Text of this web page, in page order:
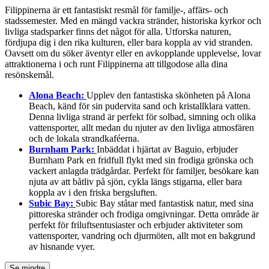
Filippinerna är ett fantastiskt resmål för familje-, affärs- och
stadssemester. Med en mängd vackra stränder, historiska kyrkor och
livliga stadsparker finns det något för alla. Utforska naturen,
fördjupa dig i den rika kulturen, eller bara koppla av vid stranden.
Oavsett om du söker äventyr eller en avkopplande upplevelse, lovar
attraktionerna i och runt Filippinerna att tillgodose alla dina
resönskemål.
Alona Beach: Upplev den fantastiska skönheten på Alona
Beach, känd för sin pudervita sand och kristallklara vatten.
Denna livliga strand är perfekt för solbad, simning och olika
vattensporter, allt medan du njuter av den livliga atmosfären
och de lokala strandkaféerna.
Burnham Park: Inbäddat i hjärtat av Baguio, erbjuder
Burnham Park en fridfull flykt med sin frodiga grönska och
vackert anlagda trädgårdar. Perfekt för familjer, besökare kan
njuta av att båtliv på sjön, cykla längs stigarna, eller bara
koppla av i den friska bergsluften.
Subic Bay: Subic Bay ståtar med fantastisk natur, med sina
pittoreska stränder och frodiga omgivningar. Detta område är
perfekt för friluftsentusiaster och erbjuder aktiviteter som
vattensporter, vandring och djurmöten, allt mot en bakgrund
av hisnande vyer.